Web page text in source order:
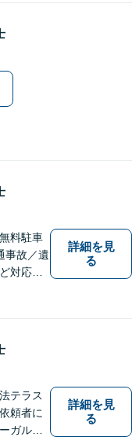
ができ
すので
い。
料駐車
事故／遺
対応可
詳細を見
る
テラス
頼者に
ガルサ
詳細を見
る